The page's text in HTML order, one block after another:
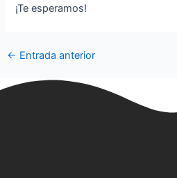
¡Te esperamos!
← Entrada anterior